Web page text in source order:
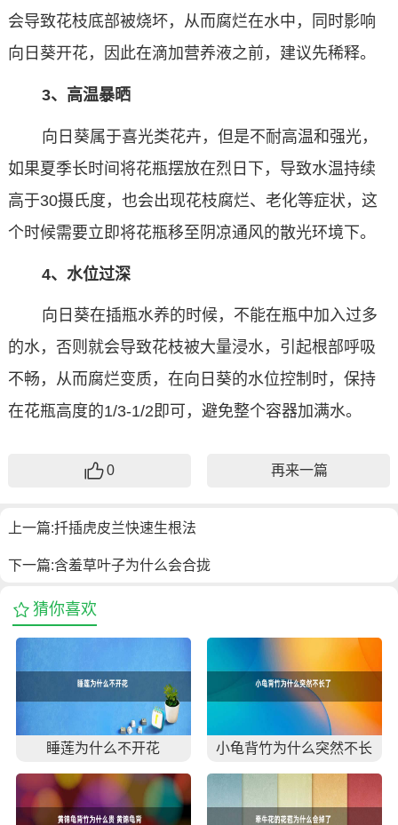
会导致花枝底部被烧坏，从而腐烂在水中，同时影响
向日葵开花，因此在滴加营养液之前，建议先稀释。
3、高温暴晒
向日葵属于喜光类花卉，但是不耐高温和强光，
如果夏季长时间将花瓶摆放在烈日下，导致水温持续
高于30摄氏度，也会出现花枝腐烂、老化等症状，这
个时候需要立即将花瓶移至阴凉通风的散光环境下。
4、水位过深
向日葵在插瓶水养的时候，不能在瓶中加入过多
的水，否则就会导致花枝被大量浸水，引起根部呼吸
不畅，从而腐烂变质，在向日葵的水位控制时，保持
在花瓶高度的1/3-1/2即可，避免整个容器加满水。
0 再来一篇
上一篇:扦插虎皮兰快速生根法
下一篇:含羞草叶子为什么会合拢
猜你喜欢
睡莲为什么不开花
小龟背竹为什么突然不长
了